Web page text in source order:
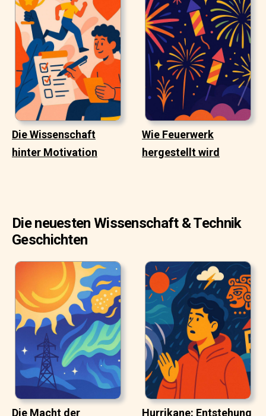
Die Wissenschaft
hinter Motivation
Wie Feuerwerk
hergestellt wird
Die neuesten Wissenschaft & Technik
Geschichten
Die Macht der Hurrikane: Entstehung